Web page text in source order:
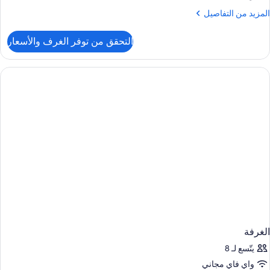
المزيد من التفاصيل
المزيد
الغرفة
التحقق من توفر الغرف والأسعار
الغرفة
يتّسع لـ 8
واي فاي مجاني